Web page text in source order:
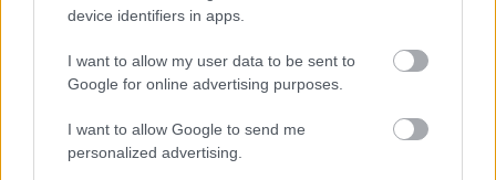
device identifiers in apps.
I want to allow my user data to be sent to
Google for online advertising purposes.
I want to allow Google to send me
personalized advertising.
Országos hírek
VÍZGYŰJTŐJÉRE
Országos hírek
Kecskeméten is szakirányú
továbbképzésekkel erősít a Gál Ferenc